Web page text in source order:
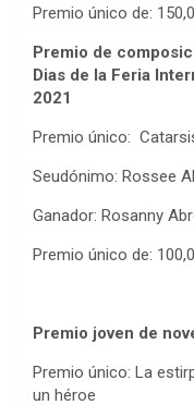
Premio único de:
Premio de
Dias de la Feria
2021
Premio único:
Seudónimo: Rossee
Ganador: Rosanny
Premio único de:
Premio joven de
Premio único: La
un héroe